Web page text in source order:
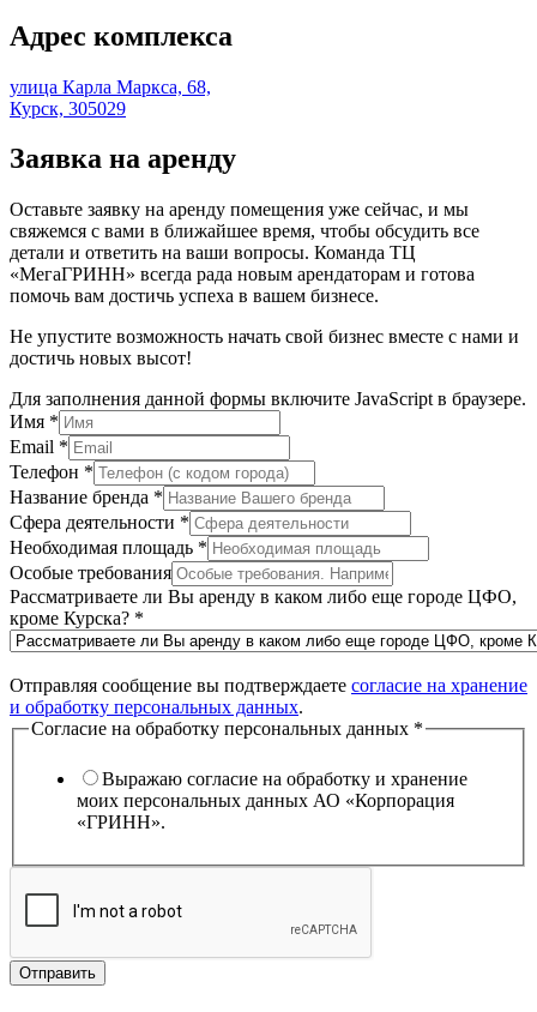
Адрес комплекса
улица Карла Маркса, 68,
Курск, 305029
Заявка на аренду
Оставьте заявку на аренду помещения уже сейчас, и мы
свяжемся с вами в ближайшее время, чтобы обсудить все
детали и ответить на ваши вопросы. Команда ТЦ
«МегаГРИНН» всегда рада новым арендаторам и готова
помочь вам достичь успеха в вашем бизнесе.
Не упустите возможность начать свой бизнес вместе с нами и
достичь новых высот!
Для заполнения данной формы включите JavaScript в браузере.
Имя *
Email *
Телефон *
Название бренда *
Сфера деятельности *
Необходимая площадь *
Особые требования
Рассматриваете ли Вы аренду в каком либо еще городе ЦФО,
кроме Курска? *
Отправляя сообщение вы подтверждаете согласие на хранение
и обработку персональных данных.
Согласие на обработку персональных данных *
Выражаю согласие на обработку и хранение
моих персональных данных АО «Корпорация
«ГРИНН».
Отправить